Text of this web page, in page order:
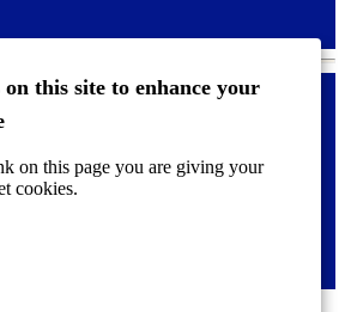
on this site to enhance your
on this page you are giving your
cookies.
o
i tzv. Cookie obavijesti